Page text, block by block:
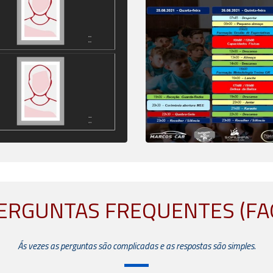
FREQUENTES
Ás vezes as perguntas são complicadas e as respostas são simples.